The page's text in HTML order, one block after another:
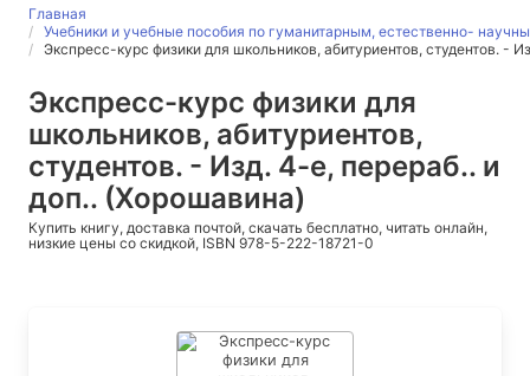
Главная
Учебники и учебные пособия по гуманитарным, естественно-
Экспресс-курс физики для школьников, абитуриентов, студентов. -
Экспресс-курс физики для
школьников, абитуриентов,
студентов. - Изд. 4-е, перераб.. и
доп.. (Хорошавина)
Купить книгу, доставка почтой, скачать бесплатно, читать онлайн,
низкие цены со скидкой, ISBN 978-5-222-18721-0